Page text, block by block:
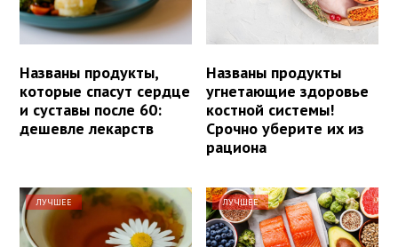
Названы продукты,
которые спасут сердце
и суставы после 60:
дешевле лекарств
Названы продукты
угнетающие здоровье
костной системы!
Срочно уберите их из
рациона
ЛУЧШЕЕ ЛУЧШЕЕ